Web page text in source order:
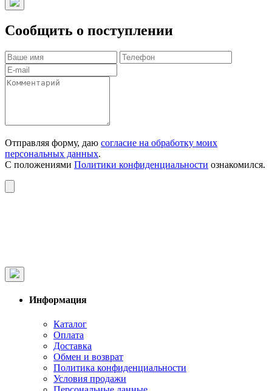
Сообщить о поступлении
Отправляя форму, даю согласие на обработку моих
персональных данных.
С положениями Политики конфиденциальности ознакомился.
Информация
Каталог
Оплата
Доставка
Обмен и возврат
Политика конфиденциальности
Условия продажи